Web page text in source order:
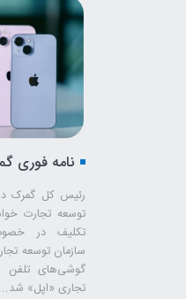
رئیس کل گمرک
توسعه تجارت
تکلیف در
سازمان توسعه
گوشی‌های تلفن
تجاری «اپل» شد...